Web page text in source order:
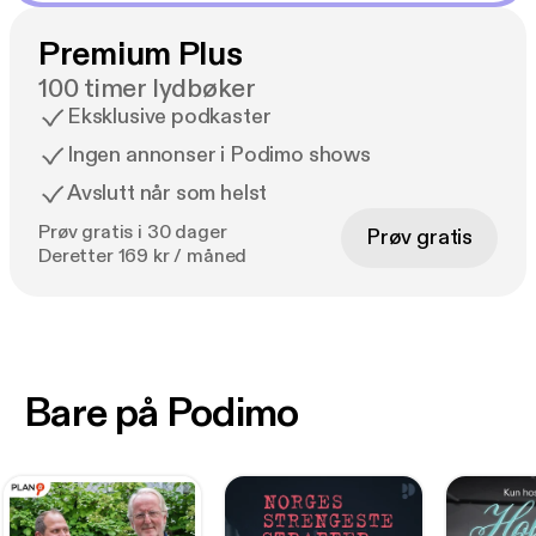
Premium Plus
100 timer lydbøker
Eksklusive podkaster
Ingen annonser i Podimo shows
Avslutt når som helst
Prøv gratis i 30 dager
Deretter 169 kr / måned
Prøv gratis
Bare på Podimo